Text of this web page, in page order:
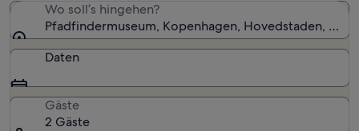
Wo soll’s hingehen?
Pfadfindermuseum, Kopenhagen, Hovedstaden,
Daten
Gäste
2 Gäste